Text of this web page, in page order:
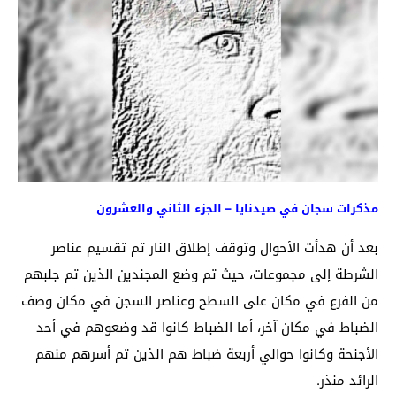
مذكرات سجان في صيدنايا – الجزء الثاني والعشرون
بعد أن هدأت الأحوال وتوقف إطلاق النار تم تقسيم عناصر
الشرطة إلى مجموعات، حيث تم وضع المجندين الذين تم جلبهم
من الفرع في مكان على السطح وعناصر السجن في مكان وصف
الضباط في مكان آخر، أما الضباط كانوا قد وضعوهم في أحد
الأجنحة وكانوا حوالي أربعة ضباط هم الذين تم أسرهم منهم
الرائد منذر.